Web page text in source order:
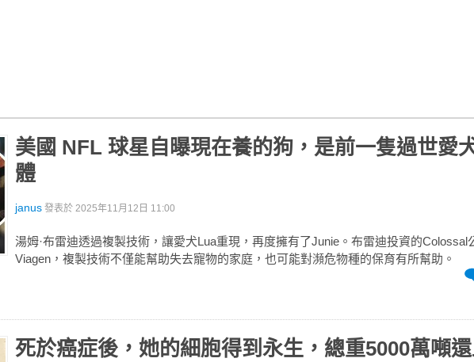
美國 NFL 球星自曝現在養的狗，是前一隻過世愛
體
janus 發表於 2025年11月12日 11:00
湯姆·布雷迪透過複製技術，讓愛犬Lua重現，再度擁有了Junie。布雷迪投資的Colossal
Viagen，複製技術不僅能幫助失去寵物的家庭，也可能對瀕危物種的保育有所幫助。
死於癌症後，她的細胞得到永生，總重5000萬噸